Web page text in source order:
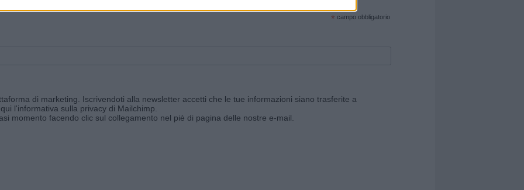
e ricevi le nostre email periodiche contenenti le ultime notizie pubblicate sul sito web!
* campo obbligatorio
di marketing. Iscrivendoti alla newsletter accetti che le tue informazioni siano trasferite a
l'informativa sulla privacy di Mailchimp
momento facendo clic sul collegamento nel piè di pagina delle nostre e-mail.